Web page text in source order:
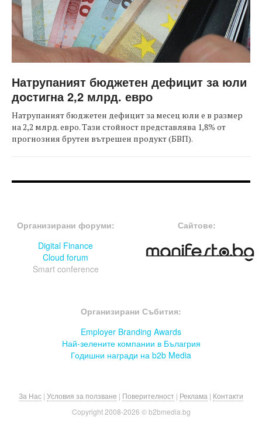
Натрупаният бюджетен дефицит за юли
достигна 2,2 млрд. евро
Натрупаният бюджетен дефицит за месец юли е в размер
на 2,2 млрд. евро. Тази стойност представлява 1,8% от
прогнозния брутен вътрешен продукт (БВП).
Организирани форуми:
Digital Finance
Cloud forum
Smart conference
Сайтове:
Организирани Събития:
Employer Branding Awards
Най-зелените компании в Бълагрия
Годишни награди на b2b Media
За Нас | Условия за ползване | Поверителност | Реклама | Контакти
Copyright 2008-2026 © b2bmedia.bg